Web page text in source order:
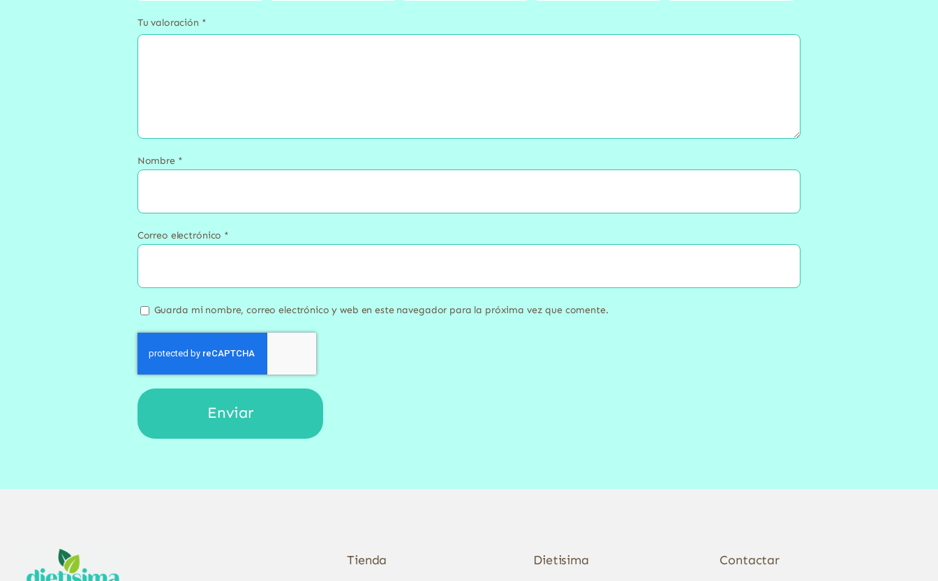
Tu valoración *
Nombre *
Correo electrónico *
Guarda mi nombre, correo electrónico y web en este navegador para la próxima vez que comente.
Tienda Dietisima Contactar